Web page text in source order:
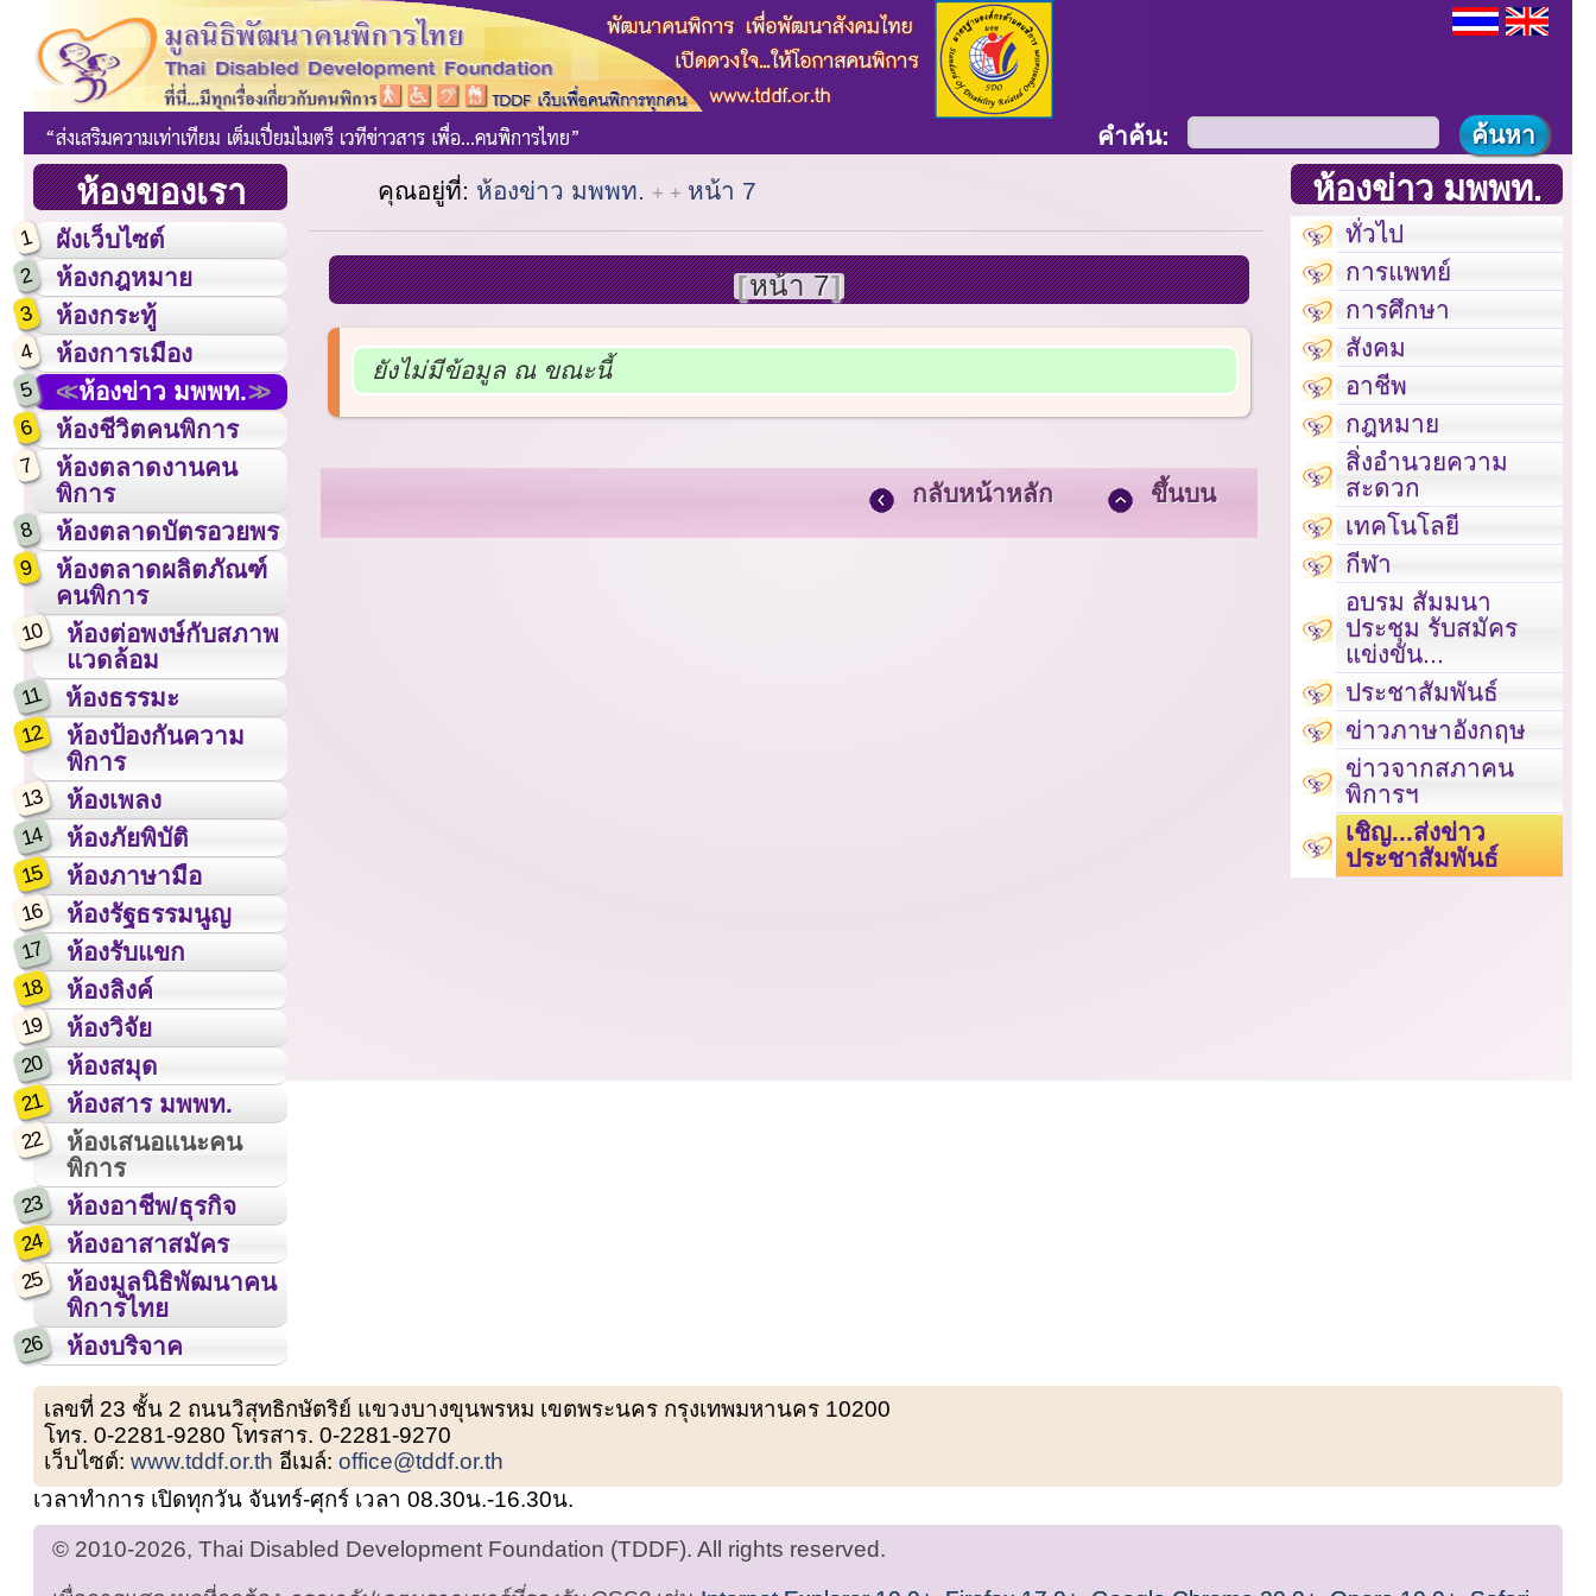
ห้องของเรา
1 ผังเว็บไซต์
2 ห้องกฎหมาย
3 ห้องกระทู้
4 ห้องการเมือง
5 ห้องข่าว มพพท.
6 ห้องชีวิตคนพิการ
7
ห้องตลาดงานคน
พิการ
8 ห้องตลาดบัตรอวยพร
9
ห้องตลาดผลิตภัณฑ์
คนพิการ
10
ห้องต่อพงษ์กับสภาพ
แวดล้อม
11 ห้องธรรมะ
12
ห้องป้องกันความ
พิการ
13 ห้องเพลง
14 ห้องภัยพิบัติ
15 ห้องภาษามือ
16 ห้องรัฐธรรมนูญ
17 ห้องรับแขก
18 ห้องลิงค์
19 ห้องวิจัย
20 ห้องสมุด
21 ห้องสาร มพพท.
22
ห้องเสนอแนะคน
พิการ
23 ห้องอาชีพ/ธุรกิจ
24 ห้องอาสาสมัคร
25
ห้องมูลนิธิพัฒนาคน
พิการไทย
26 ห้องบริจาค
คำค้น:
คุณอยู่ที่: ห้องข่าว มพพท. หน้า 7
หน้า 7
ยังไม่มีข้อมูล ณ ขณะนี้
กลับหน้าหลัก ขึ้นบน
ห้องข่าว มพพท.
ทั่วไป
การแพทย์
การศึกษา
สังคม
อาชีพ
กฎหมาย
สิ่งอำนวยความ
สะดวก
เทคโนโลยี
กีฬา
อบรม สัมมนา
ประชุม รับสมัคร
แข่งขัน...
ประชาสัมพันธ์
ข่าวภาษาอังกฤษ
ข่าวจากสภาคน
พิการฯ
เชิญ...ส่งข่าว
ประชาสัมพันธ์
เลขที่ 23 ชั้น 2 ถนนวิสุทธิกษัตริย์ แขวงบางขุนพรหม เขตพระนคร กรุงเทพมหานคร 10200
โทร. 0-2281-9280 โทรสาร. 0-2281-9270
เว็บไซต์:www.tddf.or.th อีเมล์:office@tddf.or.th
เวลาทำการ เปิดทุกวัน จันทร์-ศุกร์ เวลา 08.30น.-16.30น.
© 2010-2026, Thai Disabled Development Foundation (TDDF). All rights reserved.